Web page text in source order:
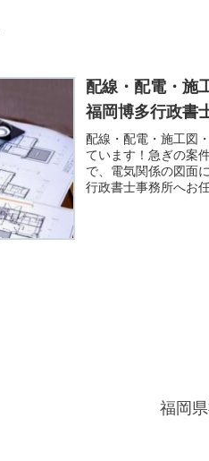
配線・配電・施
福岡博多行政書
配線・配電・施工図
ています！急ぎの案
で、電気関係の図面
行政書士事務所へお
福岡